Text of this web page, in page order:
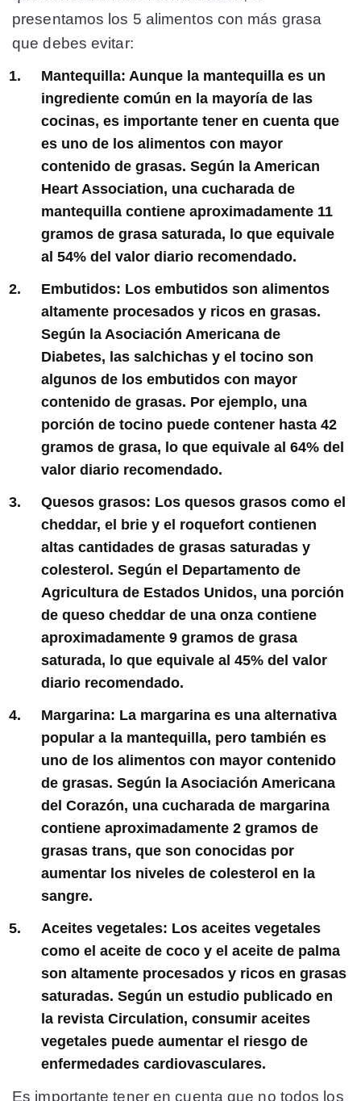
presentamos los 5 alimentos con más grasa
que debes evitar:
Mantequilla: Aunque la mantequilla es un
ingrediente común en la mayoría de las
cocinas, es importante tener en cuenta que
es uno de los alimentos con mayor
contenido de grasas. Según la American
Heart Association, una cucharada de
mantequilla contiene aproximadamente 11
gramos de grasa saturada, lo que equivale
al 54% del valor diario recomendado.
Embutidos: Los embutidos son alimentos
altamente procesados y ricos en grasas.
Según la Asociación Americana de
Diabetes, las salchichas y el tocino son
algunos de los embutidos con mayor
contenido de grasas. Por ejemplo, una
porción de tocino puede contener hasta 42
gramos de grasa, lo que equivale al 64% del
valor diario recomendado.
Quesos grasos: Los quesos grasos como el
cheddar, el brie y el roquefort contienen
altas cantidades de grasas saturadas y
colesterol. Según el Departamento de
Agricultura de Estados Unidos, una porción
de queso cheddar de una onza contiene
aproximadamente 9 gramos de grasa
saturada, lo que equivale al 45% del valor
diario recomendado.
Margarina: La margarina es una alternativa
popular a la mantequilla, pero también es
uno de los alimentos con mayor contenido
de grasas. Según la Asociación Americana
del Corazón, una cucharada de margarina
contiene aproximadamente 2 gramos de
grasas trans, que son conocidas por
aumentar los niveles de colesterol en la
sangre.
Aceites vegetales: Los aceites vegetales
como el aceite de coco y el aceite de palma
son altamente procesados y ricos en grasas
saturadas. Según un estudio publicado en
la revista Circulation, consumir aceites
vegetales puede aumentar el riesgo de
enfermedades cardiovasculares.
Es importante tener en cuenta que no todos los